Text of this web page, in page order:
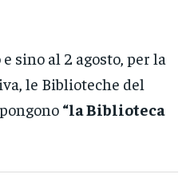
sino al 2 agosto, per la
le Biblioteche del
“la Biblioteca